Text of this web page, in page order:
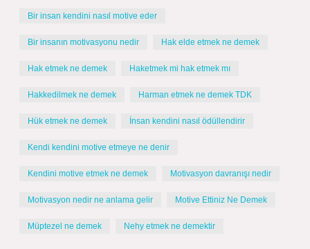
Bir insan kendini nasıl motive eder
Bir insanın motivasyonu nedir Hak elde etmek ne demek
Hak etmek ne demek Haketmek mi hak etmek mı
Hakkedilmek ne demek Harman etmek ne demek TDK
Hük etmek ne demek İnsan kendini nasıl ödüllendirir
Kendi kendini motive etmeye ne denir
Kendini motive etmek ne demek Motivasyon davranışı nedir
Motivasyon nedir ne anlama gelir Motive Ettiniz Ne Demek
Müptezel ne demek Nehy etmek ne demektir